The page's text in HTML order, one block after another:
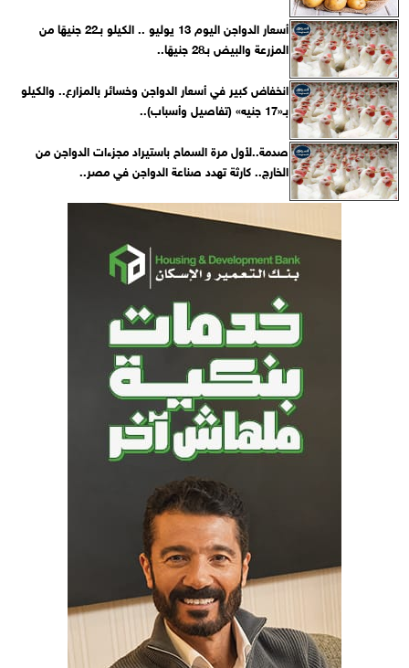
أسعار الدواجن اليوم 13 يوليو .. الكيلو بـ22 جنيهًا من
المزرعة والبيض بـ28 جنيهًا..
انخفاض كبير في أسعار الدواجن وخسائر بالمزارع.. والكيلو
بـ«17 جنيه» (تفاصيل وأسباب)..
صدمة..لأول مرة السماح باستيراد مجزءات الدواجن من
الخارج.. كارثة تهدد صناعة الدواجن في مصر..